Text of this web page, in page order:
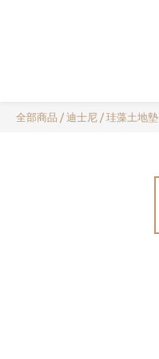
全部商品 / 迪士尼 / 珪藻土地墊